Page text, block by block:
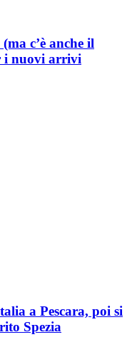
c’è anche il
i nuovi arrivi
a Pescara, poi si
Spezia